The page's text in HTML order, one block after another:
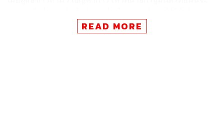
พรรคประชาชนไปเมื่อเช้านี้ เราก็เพียงรอเวลาให้ความ
ชัดเจนมันเกิดขึ้น ซึ่งเรื่องข้ออ้างที่จะมีการสอบถามประธาน
READ MORE